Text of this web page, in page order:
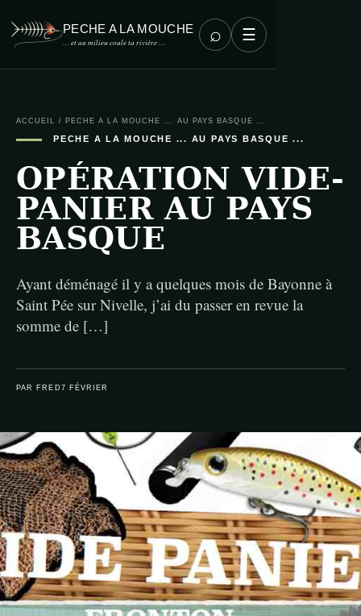
PECHE A LA MOUCHE
… et au milieu coule ta rivière … ⌕ ☰
ACCUEIL / PECHE A LA MOUCHE ... AU PAYS BASQUE ...
PECHE A LA MOUCHE ... AU PAYS BASQUE ...
OPÉRATION VIDE-
PANIER AU PAYS
BASQUE
Ayant déménagé il y a quelques mois de Bayonne à
Saint Pée sur Nivelle, j’ai du passer en revue la
somme de […]
PAR FRED 7 FÉVRIER